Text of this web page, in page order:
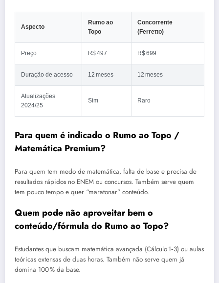
Aspecto
Rumo ao
Topo
Concorrente
(Ferretto)
Preço R$ 497 R$ 699
Duração de acesso 12 meses 12 meses
Atualizações
2024/25
Sim Raro
Para quem é indicado o Rumo ao Topo /
Matemática Premium?
Para quem tem medo de matemática, falta de base e precisa de
resultados rápidos no ENEM ou concursos. Também serve quem
tem pouco tempo e quer “maratonar” conteúdo.
Quem pode não aproveitar bem o
conteúdo/fórmula do Rumo ao Topo?
Estudantes que buscam matemática avançada (Cálculo 1‑3) ou aulas
teóricas extensas de duas horas. Também não serve quem já
domina 100 % da base.